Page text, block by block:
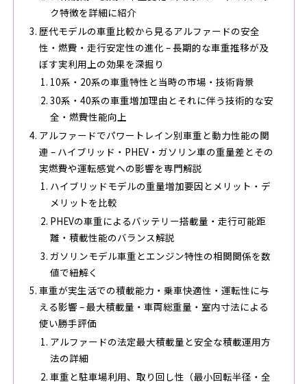
ク特徴を詳細に紹介
歴代モデルの車重比較から見るアルファードの安全
性・燃費・走行安定性の進化 – 長期的な車重推移が及
ぼす実利用上の効果を深掘り
10系・20系の車重特性と当時の市場・技術背景
30系・40系の車重増加理由とそれに伴う技術的な安
全・燃費性能向上
アルファードでパワートレイン別車重と動力性能の関
連 – ハイブリッド・PHEV・ガソリン車の重量差とその
実燃費や運転感覚への影響を専門解説
ハイブリッドモデルの重量増加要因とメリット・デ
メリットを比較
PHEVの車重によるバッテリー搭載量・走行可能距
離・積載性能のバランス解説
ガソリンモデル車重とエンジン特性の相関関係を数
値で紐解く
車重が実生活での積載能力・乗車快適性・運転性に与
える影響 – 最大積載量・車両総重量・室内寸法による
使い勝手評価
アルファードの法定最大積載量と安全な積載運用方
法の詳細
車重と駐車場利用、取り回し性（最小回転半径・全